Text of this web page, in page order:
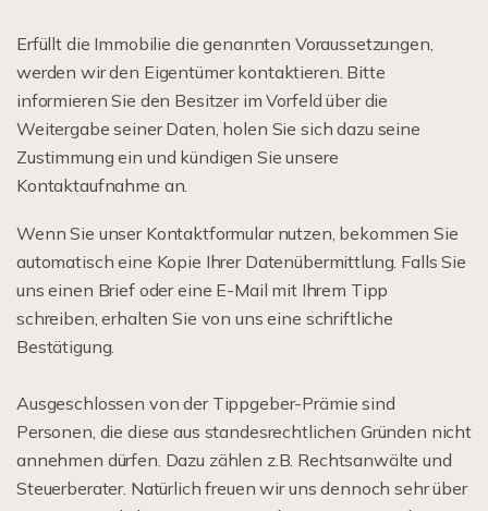
Erfüllt die Immobilie die genannten Voraussetzungen,
werden wir den Eigentümer kontaktieren. Bitte
informieren Sie den Besitzer im Vorfeld über die
Weitergabe seiner Daten, holen Sie sich dazu seine
Zustimmung ein und kündigen Sie unsere
Kontaktaufnahme an.
Wenn Sie unser Kontaktformular nutzen, bekommen Sie
automatisch eine Kopie Ihrer Datenübermittlung. Falls Sie
uns einen Brief oder eine E-Mail mit Ihrem Tipp
schreiben, erhalten Sie von uns eine schriftliche
Bestätigung.
Ausgeschlossen von der Tippgeber-Prämie sind
Personen, die diese aus standesrechtlichen Gründen nicht
annehmen dürfen. Dazu zählen z.B. Rechtsanwälte und
Steuerberater. Natürlich freuen wir uns dennoch sehr über